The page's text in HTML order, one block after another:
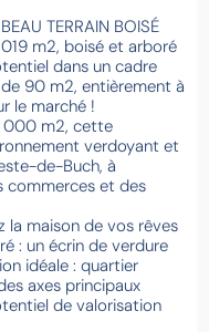
TERRAIN BOISÉ
m2, boisé et arboré
dans un cadre
90 m2, entièrement à
le marché !
000 m2, cette
verdoyant et
de-Buch, à
commerces et des
la maison de vos rêves
: un écrin de verdure
idéale : quartier
axes principaux
de valorisation